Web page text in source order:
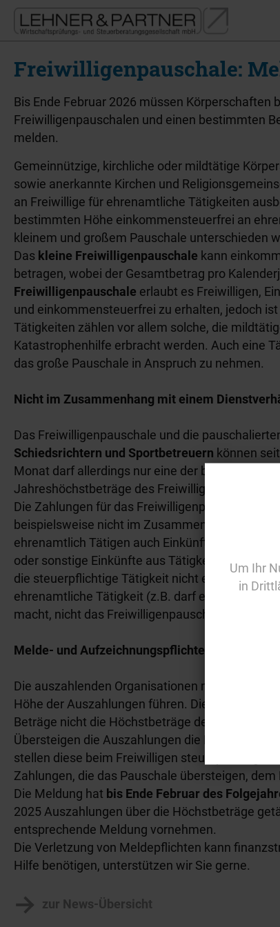
Freiwilligenpauschale:
Bis Ende Februar 2026 müssen Körperschaften
Freiwilligenpauschalen und einen bestimmten
melden.
Gemeinnützige, kirchliche oder mildtätige
sowie anerkannte Kirchen und
an Freiwillige für ehrenamtliche Tätigkeiten
bestimmten Höhe einkommensteuerfrei an
kleinem und großem Pauschale unterschieden
Das kleine Freiwilligenpauschale kann
betragen, wobei der Gesamtbetrag pro
Freiwilligenpauschale erlaubt es Freiwilligen,
und einkommensteuerfrei zu erhalten, jedoch
Tätigkeiten zählen vor allem solche, die
Katastrophenhilfe erbracht werden. Auch eine
das große Pauschale in Anspruch zu nehmen.
Nicht im Zusammenhang mit einem
Das Freiwilligenpauschale und die
Schiedsrichtern und Sportbetreuern können
Monat darf allerdings nur eine der beiden
Jahreshöchstbeträge des
Die Zahlungen für das Freiwilligenpauschale
beispielsweise nicht im Zusammenhang mit
ehrenamtlich Tätigen auch Einkünfte aus
oder sonstige Einkünfte aus Tätigkeiten für den
die steuerpflichtige Tätigkeit nicht eine
ehrenamtliche Tätigkeit (z.B. darf ein
macht, nicht das Freiwilligenpauschale erhalten).
Melde- und Aufzeichnungspflichten
Die auszahlenden Organisationen müssen
Höhe der Auszahlungen führen. Die
Beträge nicht die Höchstbeträge des
Übersteigen die Auszahlungen die
stellen diese beim Freiwilligen steuerpflichtige
Zahlungen, die das Pauschale übersteigen,
Die Meldung hat bis Ende Februar des
2025 Auszahlungen über die Höchstbeträge
entsprechende Meldung vornehmen.
Die Verletzung von Meldepflichten kann
Hilfe benötigen, unterstützen wir Sie gerne.
zur News-Übersicht
Um Ihr
in